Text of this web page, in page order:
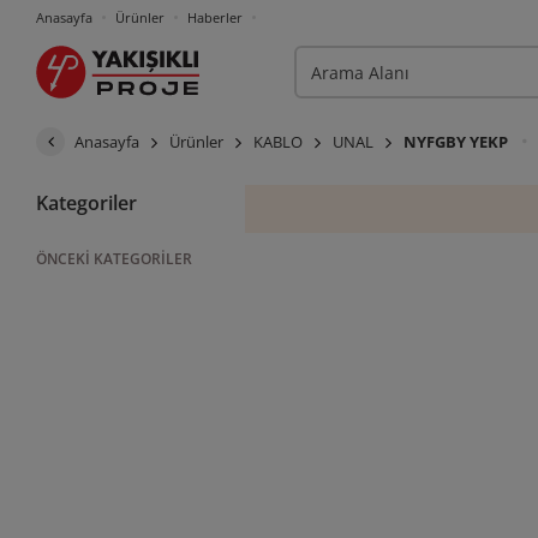
Anasayfa Ürünler Haberler
Anasayfa Ürünler KABLO UNAL NYFGBY YEKP
Kategoriler
ÖNCEKI KATEGORILER